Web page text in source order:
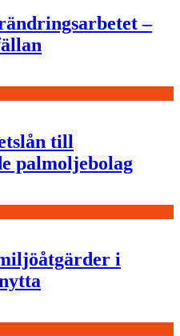
–
till
palmoljebolag
i